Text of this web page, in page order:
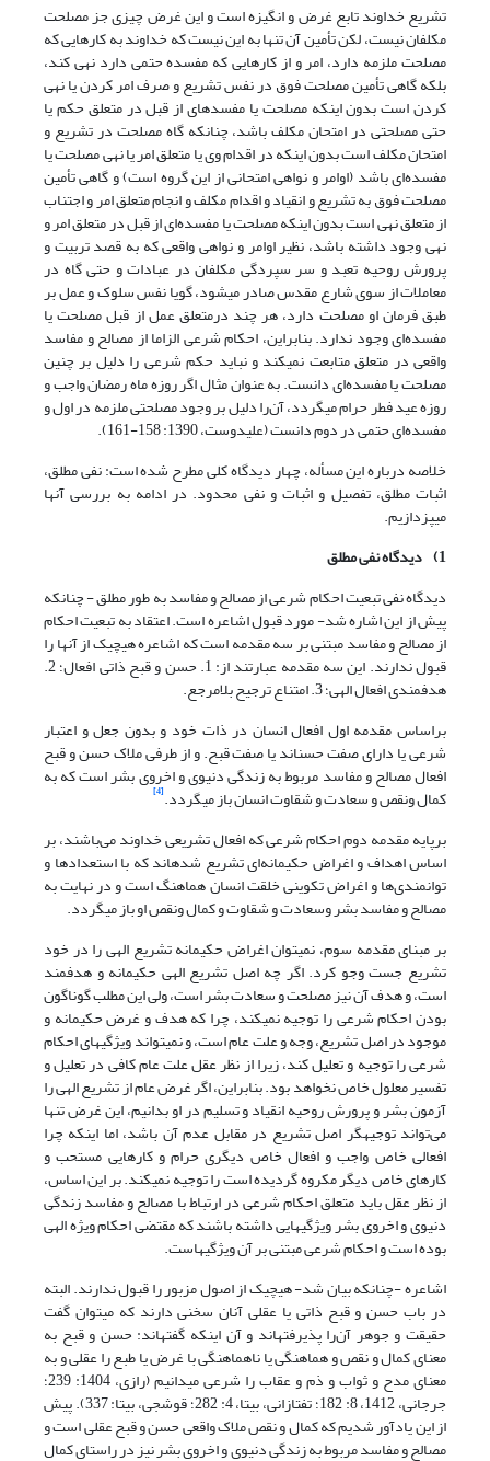
تشریع خداوند تابع غرض و انگیزه است و این غرض چیزی جز مصلحت
مکلفان نیست، لکن تأمین آن تنها به این نیست که خداوند به کارهایی که
مصلحت ملزمه دارد، امر و از کارهایی که مفسده حتمی دارد نهی کند،
بلکه گاهی تأمین مصلحت فوق در نفس تشریع و صرف امر کردن یا نهی
کردن است بدون این‎که مصلحت یا مفسده‎ای از قبل در متعلق حکم یا
حتی مصلحتی در امتحان مکلف باشد، چنان‎که گاه مصلحت در تشریع و
امتحان مکلف است بدون این‎که در اقدام وی یا متعلق امر یا نهی مصلحت یا
مفسده‌ای باشد (اوامر و نواهی امتحانی از این گروه است) و گاهی تأمین
مصلحت فوق به تشریع و انقیاد و اقدام مکلف و انجام متعلق امر و اجتناب
از متعلق نهی است بدون این‎که مصلحت یا مفسده‌ای از قبل در متعلق امر و
نهی وجود داشته باشد، نظیر اوامر و نواهی واقعی که به قصد تربیت و
پرورش روحیه تعبد و سر سپردگی مکلفان در عبادات و حتی گاه در
معاملات از سوی شارع مقدس صادر می‎شود، گویا نفس سلوک و عمل بر
طبق فرمان او مصلحت دارد، هر چند درمتعلق عمل از قبل مصلحت یا
مفسده‌ای وجود ندارد. بنابراین، احکام شرعی الزاما از مصالح و مفاسد
واقعی در متعلق متابعت نمی‏کند و نباید حکم شرعی را دلیل بر چنین
مصلحت یا مفسده‌ای دانست. به عنوان مثال اگر روزه ماه رمضان واجب و
روزه عید فطر حرام می‎گردد، آن‌را دلیل بر وجود مصلحتی ملزمه در اول و
مفسده‌ای حتمی در دوم دانست (علیدوست، 1390: 158-161).
خلاصه درباره این مسأله، چهار دیدگاه کلی مطرح شده است: نفی مطلق،
اثبات مطلق، تفصیل و اثبات و نفی محدود. در ادامه به بررسی آنها
می‏پزدازیم.
1) دیدگاه نفی مطلق
دیدگاه نفی تبعیت احکام شرعی از مصالح و مفاسد به طور مطلق - چنان‎که
پیش از این اشاره شد- مورد قبول اشاعره است. اعتقاد به تبعیت احکام
از مصالح و مفاسد مبتنی بر سه مقدمه است که اشاعره هیچ‎یک از آن‎ها را
قبول ندارند. این سه مقدمه عبارتند از: 1. حسن و قبح ذاتی افعال؛ 2.
هدفمندی افعال الهی؛ 3. امتناع ترجیح بلامرجع.
براساس مقدمه اول افعال انسان در ذات خود و بدون جعل و اعتبار
شرعی یا دارای صفت حسن‎اند یا صفت قبح. و از طرفی ملاک حسن و قبح
افعال مصالح و مفاسد مربوط به زندگی دنیوی و اخروی بشر است که به
کمال ونقص و سعادت و شقاوت انسان باز می‎گردد. [4]
برپایه مقدمه دوم احکام شرعی که افعال تشریعی خداوند می‌باشند، بر
اساس اهداف و اغراض حکیمانه‌ای تشریع شده‎اند که با استعدادها و
توانمندی‌ها و اغراض تکوینی خلقت انسان هماهنگ است و در نهایت به
مصالح و مفاسد بشر وسعادت و شقاوت و کمال ونقص او باز می‎گردد.
بر مبنای مقدمه سوم، نمی‎توان اغراض حکیمانه تشریع الهی را در خود
تشریع جست وجو کرد. اگر چه اصل تشریع الهی حکیمانه و هدفمند
است، و هدف آن نیز مصلحت و سعادت بشر است، ولی این مطلب گوناگون
بودن احکام شرعی را توجیه نمی‏کند، چرا که هدف و غرض حکیمانه و
موجود در اصل تشریع، وجه و علت عام است، و نمی‎تواند ویژگی‎های احکام
شرعی را توجیه و تعلیل کند، زیرا از نظر عقل علت عام کافی در تعلیل و
تفسیر معلول خاص نخواهد بود. بنابراین، اگر غرض عام از تشریع الهی را
آزمون بشر و پرورش روحیه انقیاد و تسلیم در او بدانیم، این غرض تنها
می‌تواند توجیه‎گر اصل تشریع در مقابل عدم آن باشد، اما این‎که چرا
افعالی خاص واجب و افعال خاص دیگری حرام و کارهایی مستحب و
کارهای خاص دیگر مکروه گردیده است را توجیه نمی‏کند. بر این اساس،
از نظر عقل باید متعلق احکام شرعی در ارتباط با مصالح و مفاسد زندگی
دنیوی و اخروی بشر ویژگی‎هایی داشته باشند که مقتضی احکام ویژه الهی
بوده است و احکام شرعی مبتنی بر آن ویژگی‎هاست.
اشاعره -چنان‎که بیان شد- هیچ‎یک از اصول مزبور را قبول ندارند. البته
در باب حسن و قبح ذاتی یا عقلی آنان سخنی دارند که می‎توان گفت
حقیقت و جوهر آن‌را پذیرفته‎اند و آن این‎که گفته‎اند: حسن و قبح به
معنای کمال و نقص و هماهنگی یا ناهماهنگی با غرض یا طبع را عقلی و به
معنای مدح و ثواب و ذم و عقاب را شرعی می‎دانیم (رازی، 1404: 239؛
جرجانی، 1412، 8: 182؛ تفتازانی، بی‏تا، 4: 282؛ قوشجی، بی‏تا: 337). پیش
از این یادآور شدیم که کمال و نقص ملاک واقعی حسن و قبح عقلی است و
مصالح و مفاسد مربوط به زندگی دنیوی و اخروی بشر نیز در راستای کمال